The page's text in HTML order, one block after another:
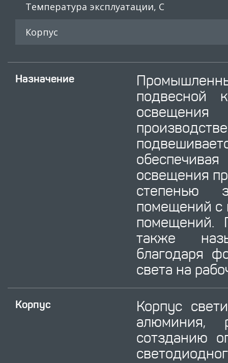
Температура эксплуатации, С
Корпус
Назначение
подвесной
освещения
степенью
помещений с
помещений.
также
благодаря
света на
Корпус
Корпус
алюминия,
сотзданию